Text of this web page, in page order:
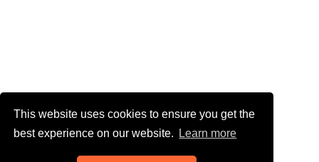
This website uses cookies to ensure you get the
best experience on our website.
Learn more